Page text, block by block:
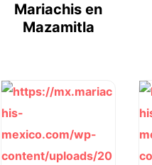
Mariachis en
Mazamitla